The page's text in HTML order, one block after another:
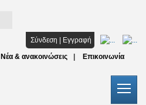
Σύνδεση | Εγγραφή
Νέα & ανακοινώσεις
Επικοινωνία